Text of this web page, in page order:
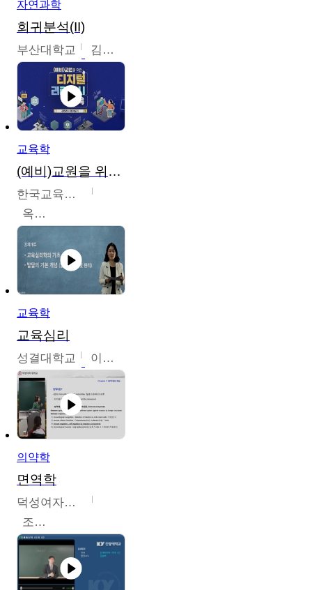
자연과학
회귀분석(II)
부산대학교 김충락
교육학
(예비)교원을 위한 디지털 리터러시 교육
한국교육학술정보원
옥현진
교육학
교육심리
성결대학교 이수경
의약학
면역학
덕성여자대학교
조효선